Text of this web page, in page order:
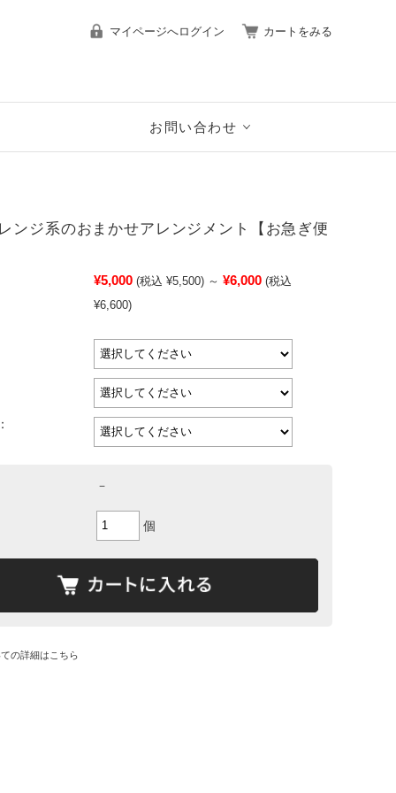
マイページへログイン カートをみる
お問い合わせ
ンジ系のおまかせアレンジメント【お急ぎ便
¥5,000 (税込 ¥5,500) ～ ¥6,000 (税込
¥6,600)
－
個
の詳細はこちら